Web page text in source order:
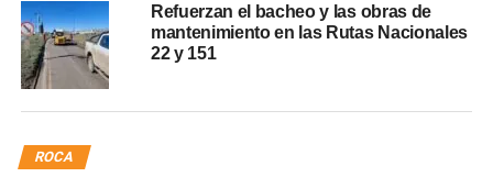
Refuerzan el bacheo y las obras de
mantenimiento en las Rutas Nacionales
22 y 151
ROCA